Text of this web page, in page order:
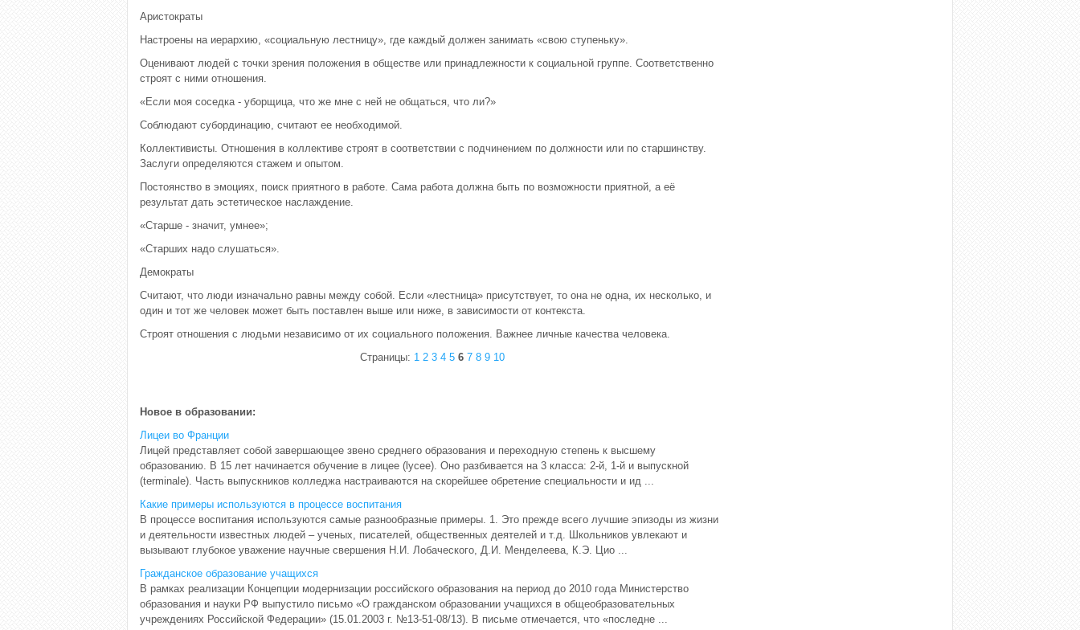
Аристократы
Настроены на иерархию, «социальную лестницу», где каждый должен занимать «свою ступеньку».
Оценивают людей с точки зрения положения в обществе или принадлежности к социальной группе. Соответственно
строят с ними отношения.
«Если моя соседка - уборщица, что же мне с ней не общаться, что ли?»
Соблюдают субординацию, считают ее необходимой.
Коллективисты. Отношения в коллективе строят в соответствии с подчинением по должности или по старшинству.
Заслуги определяются стажем и опытом.
Постоянство в эмоциях, поиск приятного в работе. Сама работа должна быть по возможности приятной, а её
результат дать эстетическое наслаждение.
«Старше - значит, умнее»;
«Старших надо слушаться».
Демократы
Считают, что люди изначально равны между собой. Если «лестница» присутствует, то она не одна, их несколько, и
один и тот же человек может быть поставлен выше или ниже, в зависимости от контекста.
Строят отношения с людьми независимо от их социального положения. Важнее личные качества человека.
Страницы: 1 2 3 4 5 6 7 8 9 10
Новое в образовании:
Лицеи во Франции
Лицей представляет собой завершающее звено среднего образования и переходную степень к высшему
образованию. В 15 лет начинается обучение в лицее (lycee). Оно разбивается на 3 класса: 2-й, 1-й и выпускной
(terminale). Часть выпускников колледжа настраиваются на скорейшее обретение специальности и ид ...
Какие примеры используются в процессе воспитания
В процессе воспитания используются самые разнообразные примеры. 1. Это прежде всего лучшие эпизоды из жизни
и деятельности известных людей – ученых, писателей, общественных деятелей и т.д. Школьников увлекают и
вызывают глубокое уважение научные свершения Н.И. Лобаческого, Д.И. Менделеева, К.Э. Цио ...
Гражданское образование учащихся
В рамках реализации Концепции модернизации российского образования на период до 2010 года Министерство
образования и науки РФ выпустило письмо «О гражданском образовании учащихся в общеобразовательных
учреждениях Российской Федерации» (15.01.2003 г. №13-51-08/13). В письме отмечается, что «последне ...